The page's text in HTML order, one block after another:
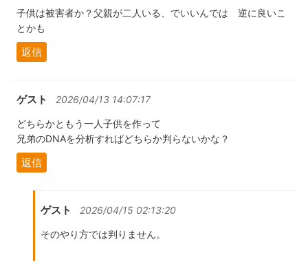
子供は被害者か？父親が二人いる、でいいんでは 逆に良いこ
とかも
返信
ゲスト 2026/04/13 14:07:17
どちらかともう一人子供を作って
兄弟のDNAを分析すればどちらか判らないかな？
返信
ゲスト 2026/04/15 02:13:20
そのやり方では判りません。